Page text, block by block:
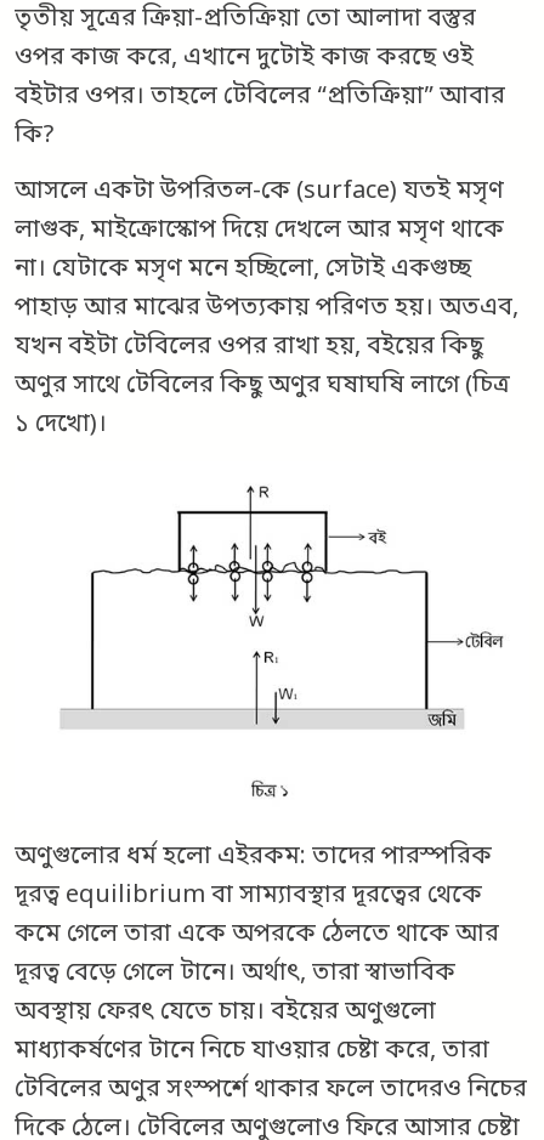
তৃতীয় সূত্রের ক্রিয়া-প্রতিক্রিয়া তো আলাদা বস্তুর
ওপর কাজ করে, এখানে দুটোই কাজ করছে ওই
বইটার ওপর। তাহলে টেবিলের “প্রতিক্রিয়া” আবার
কি?
আসলে একটা উপরিতল-কে (surface) যতই মসৃণ
লাগুক, মাইক্রোস্কোপ দিয়ে দেখলে আর মসৃণ থাকে
না। যেটাকে মসৃণ মনে হচ্ছিলো, সেটাই একগুচ্ছ
পাহাড় আর মাঝের উপত্যকায় পরিণত হয়। অতএব,
যখন বইটা টেবিলের ওপর রাখা হয়, বইয়ের কিছু
অণুর সাথে টেবিলের কিছু অণুর ঘষাঘষি লাগে (চিত্র
১ দেখো)।
অণুগুলোর ধর্ম হলো এইরকম: তাদের পারস্পরিক
দূরত্ব equilibrium বা সাম্যাবস্থার দূরত্বের থেকে
কমে গেলে তারা একে অপরকে ঠেলতে থাকে আর
দূরত্ব বেড়ে গেলে টানে। অর্থাৎ, তারা স্বাভাবিক
অবস্থায় ফেরৎ যেতে চায়। বইয়ের অণুগুলো
মাধ্যাকর্ষণের টানে নিচে যাওয়ার চেষ্টা করে, তারা
টেবিলের অণুর সংস্পর্শে থাকার ফলে তাদেরও নিচের
দিকে ঠেলে। টেবিলের অণুগুলোও ফিরে আসার চেষ্টা